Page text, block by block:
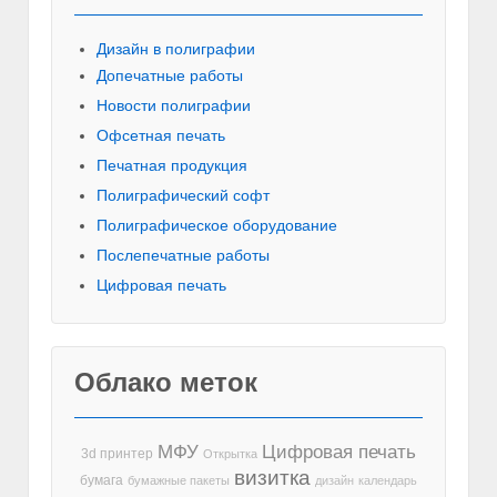
Дизайн в полиграфии
Допечатные работы
Новости полиграфии
Офсетная печать
Печатная продукция
Полиграфический софт
Полиграфическое оборудование
Послепечатные работы
Цифровая печать
Облако меток
3d принтер МФУ Открытка Цифровая печать
бумага бумажные пакеты визитка дизайн календарь